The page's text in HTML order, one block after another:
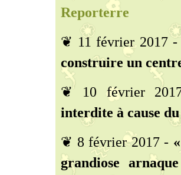
Reporterre
❦ 11 février 2017
construire un
❦ 10 février
interdite à cause
❦ 8 février 2017 -
grandiose